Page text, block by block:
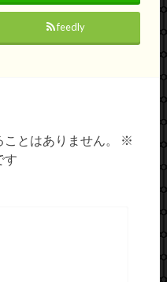
feedly
とはありません。
※
す